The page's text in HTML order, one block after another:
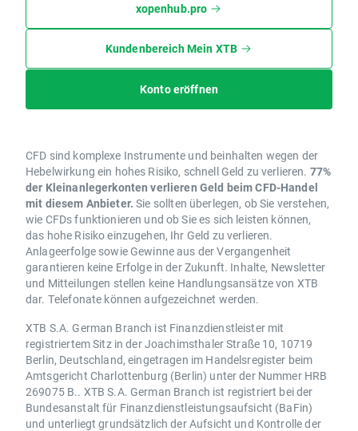
xopenhub.pro
Kundenbereich Mein XTB
Konto eröffnen
CFD sind komplexe Instrumente und beinhalten wegen der
Hebelwirkung ein hohes Risiko, schnell Geld zu verlieren. 77%
der Kleinanlegerkonten verlieren Geld beim CFD-Handel
mit diesem Anbieter. Sie sollten überlegen, ob Sie verstehen,
wie CFDs funktionieren und ob Sie es sich leisten können,
das hohe Risiko einzugehen, Ihr Geld zu verlieren.
Anlageerfolge sowie Gewinne aus der Vergangenheit
garantieren keine Erfolge in der Zukunft. Inhalte, Newsletter
und Mitteilungen stellen keine Handlungsansätze von XTB
dar. Telefonate können aufgezeichnet werden.
XTB S.A. German Branch ist Finanzdienstleister mit
registriertem Sitz in der Joachimsthaler Straße 10, 10719
Berlin, Deutschland, eingetragen im Handelsregister beim
Amtsgericht Charlottenburg (Berlin) unter der Nummer HRB
269075 B.. XTB S.A. German Branch ist registriert bei der
Bundesanstalt für Finanzdienstleistungsaufsicht (BaFin)
und unterliegt grundsätzlich der Aufsicht und Kontrolle der